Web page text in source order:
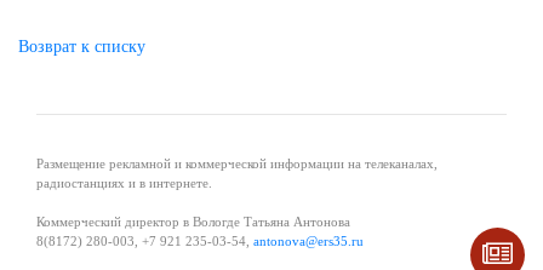
Возврат к списку
Размещение рекламной и коммерческой информации на телеканалах,
радиостанциях и в интернете.
Коммерческий директор в Вологде Татьяна Антонова
8(8172) 280-003, +7 921 235-03-54, antonova@ers35.ru